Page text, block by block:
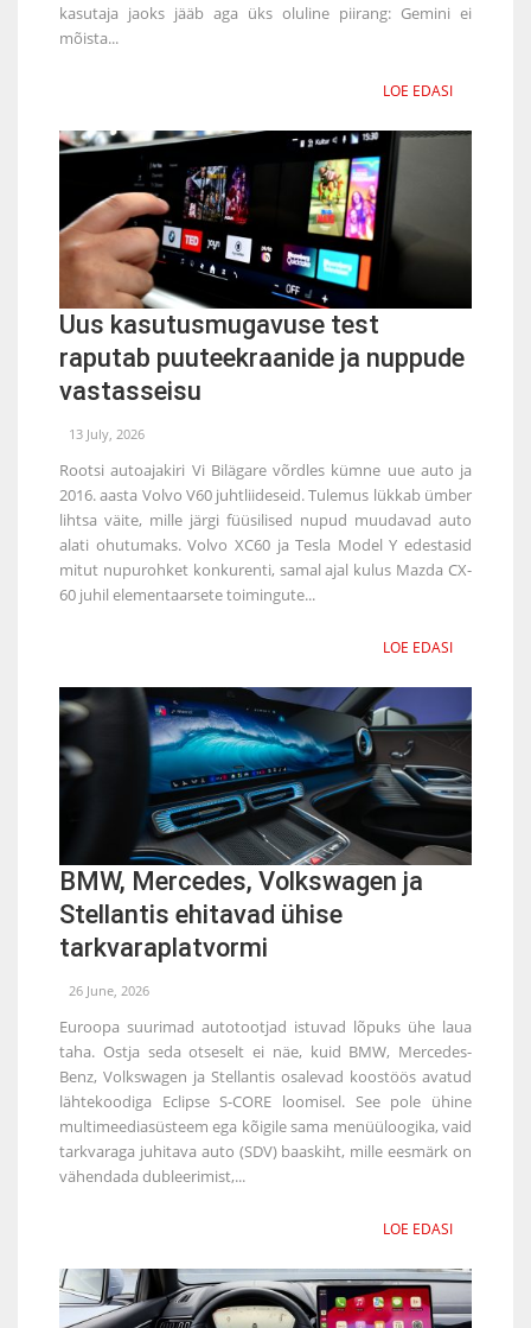
kasutaja jaoks jääb aga üks oluline piirang: Gemini ei
mõista...
LOE EDASI
Uus kasutusmugavuse test
raputab puuteekraanide ja nuppude
vastasseisu
13 July, 2026
Rootsi autoajakiri Vi Bilägare võrdles kümne uue auto ja
2016. aasta Volvo V60 juhtliideseid. Tulemus lükkab ümber
lihtsa väite, mille järgi füüsilised nupud muudavad auto
alati ohutumaks. Volvo XC60 ja Tesla Model Y edestasid
mitut nupurohket konkurenti, samal ajal kulus Mazda CX-
60 juhil elementaarsete toimingute...
LOE EDASI
BMW, Mercedes, Volkswagen ja
Stellantis ehitavad ühise
tarkvaraplatvormi
26 June, 2026
Euroopa suurimad autotootjad istuvad lõpuks ühe laua
taha. Ostja seda otseselt ei näe, kuid BMW, Mercedes-
Benz, Volkswagen ja Stellantis osalevad koostöös avatud
lähtekoodiga Eclipse S-CORE loomisel. See pole ühine
multimeediasüsteem ega kõigile sama menüüloogika, vaid
tarkvaraga juhitava auto (SDV) baaskiht, mille eesmärk on
vähendada dubleerimist,...
LOE EDASI